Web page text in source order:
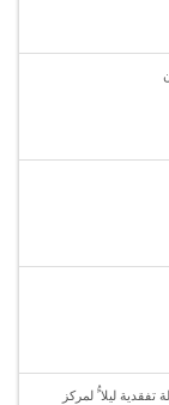
ليلا ًُ لمركز